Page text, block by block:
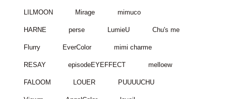
LILMOON Mirage mimuco
HARNE perse LumieU Chu's me
Flurry EverColor mimi charme
RESAY episodeEYEFFECT melloew
FALOOM LOUER PUUUUCHU